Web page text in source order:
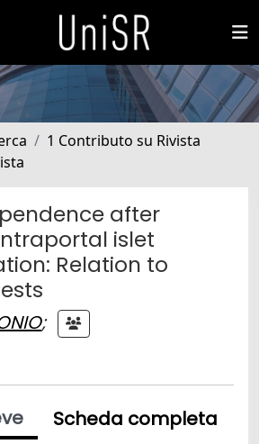
1 Contributo su Rivista
after
islet
Relation to
;
Scheda completa